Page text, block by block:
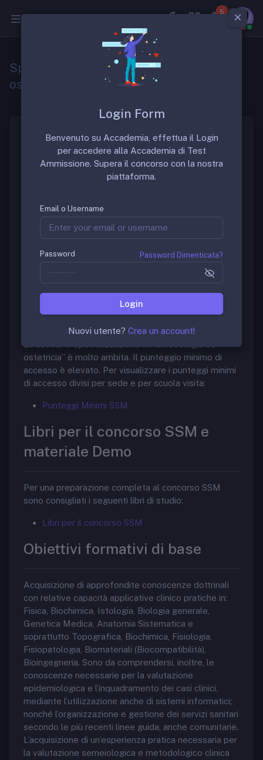
5
Specializzazione in ginecologia ed
ostetricia
La scuola di specializzazione in “Ginecologia ed
ostetricia” è una scuola di specializzazione molto
ambita. La durata della scuola è di 4 anni.
Per discutere sulle sedi migliori di questa prestigiosa
FB dedicato:
Scuole di Specializzazione in Medicina
Punteggi Minimi di accesso
ostetricia” è molto ambita. Il punteggio minimo di
accesso è elevato. Per visualizzare i punteggi minimi
di accesso divisi per sede e per scuola visita:
Punteggi Minimi SSM
Libri per il concorso SSM e
materiale Demo
Per una preparazione completa al concorso SSM
sono consigliati i seguenti libri di studio:
Libri per il concorso SSM
Obiettivi formativi di base
Acquisizione di approfondite conoscenze dottrinali
con relative capacità applicative clinico pratiche in:
Fisica, Biochimica, Istologia, Biologia generale,
Genetica Medica, Anatomia Sistematica e
soprattutto Topografica, Biochimica, Fisiologia,
Fisiopatologia, Biomateriali (Biocompatibilità),
Bioingegneria. Sono da comprendersi, inoltre, le
conoscenze necessarie per la valutazione
epidemiologica e l’inquadramento dei casi clinici,
mediante l’utilizzazione anche di sistemi informatici;
nonché l’organizzazione e gestione dei servizi sanitari
secondo le più recenti linee guida, anche comunitarie.
L’acquisizione di un’esperienza pratica necessaria per
la valutazione semeiologica e metodologico clinica
Login Form
Benvenuto su Accademia, effettua il Login
per accedere alla Accademia di Test
Ammissione. Supera il concorso con la nostra
piattaforma.
Email o Username
Password Password Dimenticata?
Login
Nuovi utente? Crea un account!